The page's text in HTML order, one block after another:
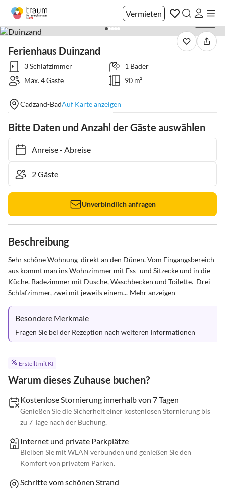
Vermieten
Ferienhaus Duinzand
3 Schlafzimmer
1 Bäder
Max. 4 Gäste
90 m²
Cadzand-BadAuf Karte anzeigen
Bitte Daten und Anzahl der Gäste auswählen
Anreise- Abreise
Unverbindlich anfragen
Beschreibung
Sehr schöne Wohnung  direkt an den Dünen. Vom Eingangsbereich
aus kommt man ins Wohnzimmer mit Ess- und Sitzecke und in die
Küche. Badezimmer mit Dusche, Waschbecken und Toilette.  Drei
Schlafzimmer, zwei mit jeweils einem... Mehr anzeigen
Besondere Merkmale
Fragen Sie bei der Rezeption nach weiteren Informationen
Erstellt mit KI
Warum dieses Zuhause buchen?
Kostenlose Stornierung innerhalb von 7 Tagen
Genießen Sie die Sicherheit einer kostenlosen Stornierung bis
zu 7 Tage nach der Buchung.
Internet und private Parkplätze
Bleiben Sie mit WLAN verbunden und genießen Sie den
Komfort von privatem Parken.
Schritte vom schönen Strand